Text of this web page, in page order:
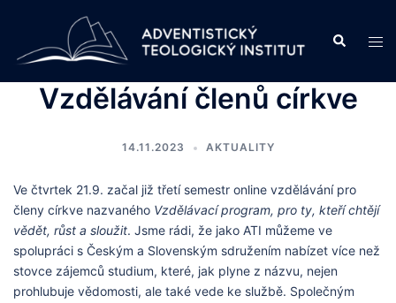
content
Search
Vzdělávání členů církve
14.11.2023 AKTUALITY
Ve čtvrtek 21.9. začal již třetí semestr online vzdělávání pro
členy církve nazvaného Vzdělávací program, pro ty, kteří chtějí
vědět, růst a sloužit. Jsme rádi, že jako ATI můžeme ve
spolupráci s Českým a Slovenským sdružením nabízet více než
stovce zájemců studium, které, jak plyne z názvu, nejen
prohlubuje vědomosti, ale také vede ke službě. Společným